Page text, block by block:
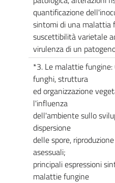
quantificazione
sintomi di una malattia
suscettibilità varietale
virulenza di un
*3. Le malattie
funghi, struttura
ed organizzazione
l'influenza
dell'ambiente sullo
dispersione
delle spore,
asessuali;
principali espressioni
malattie fungine